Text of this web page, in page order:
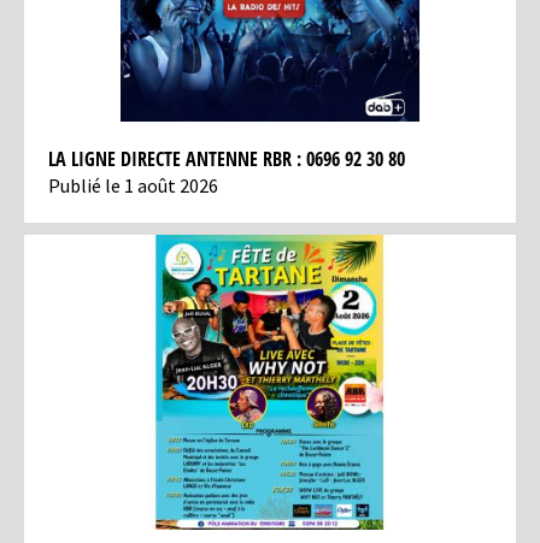
LA LIGNE DIRECTE ANTENNE RBR : 0696 92 30 80
Publié le 1 août 2026